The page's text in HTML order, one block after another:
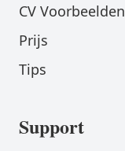
CV Voorbeelden
Prijs
Tips
Support